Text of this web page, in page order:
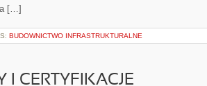
[…]
BUDOWNICTWO INFRASTRUKTURALNE
I CERTYFIKACJE